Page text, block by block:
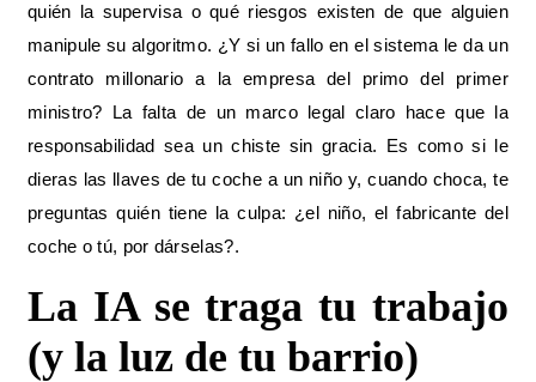
quién la supervisa o qué riesgos existen de que alguien
manipule su algoritmo. ¿Y si un fallo en el sistema le da un
contrato millonario a la empresa del primo del primer
ministro? La falta de un marco legal claro hace que la
responsabilidad sea un chiste sin gracia. Es como si le
dieras las llaves de tu coche a un niño y, cuando choca, te
preguntas quién tiene la culpa: ¿el niño, el fabricante del
coche o tú, por dárselas?.
La IA se traga tu trabajo
(y la luz de tu barrio)